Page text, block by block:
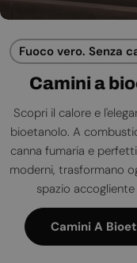
Fuoco vero. Senza
Camini a
Scopri il calore e
bioetanolo. A
canna fumaria e
moderni, trasformano
spazio
Camini A